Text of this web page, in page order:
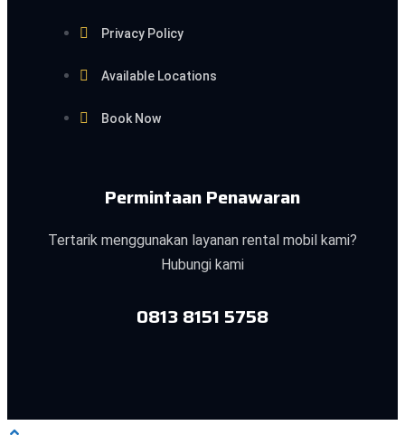
Privacy Policy
Available Locations
Book Now
Permintaan Penawaran
Tertarik menggunakan layanan rental mobil kami?
Hubungi kami
0813 8151 5758